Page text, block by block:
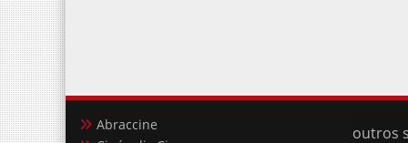
Abraccine
outros